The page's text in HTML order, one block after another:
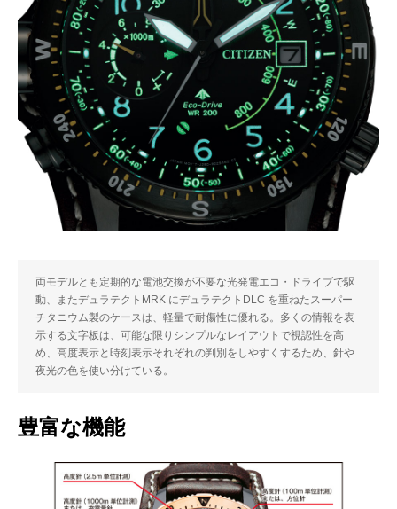
両モデルとも定期的な電池交換が不要な光発電エコ・ドライブで駆
動、またデュラテクトMRK にデュラテクトDLC を重ねたスーパー
チタニウム製のケースは、軽量で耐傷性に優れる。多くの情報を表
示する文字板は、可能な限りシンプルなレイアウトで視認性を高
め、高度表示と時刻表示それぞれの判別をしやすくするため、針や
夜光の⾊を使い分けている。
豊富な機能